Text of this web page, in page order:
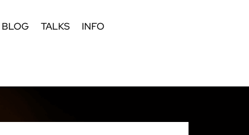
BLOG TALKS INFO